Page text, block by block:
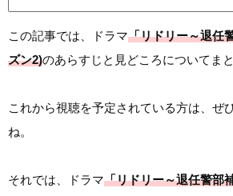
この記事では、ドラマ「リドリー～退任
ズン2)のあらすじと見どころについてま
これから視聴を予定されている方は、ぜ
ね。
それでは、ドラマ「リドリー～退任警部